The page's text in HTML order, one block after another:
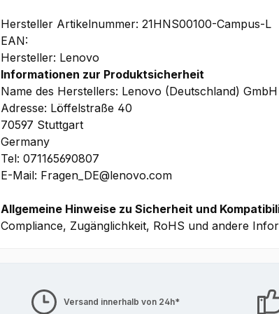
3 Jahre Depot/Bring-In Herstellergarantieinkl.
(beinhaltet u.a. priorisierten Vor Ort Service)
Jahre Keep Your Drive,
Bilder und technische Details ohne Gewähr.
Hersteller Artikelnummer: 21HNS00100-Campus-L
EAN:
Hersteller: Lenovo
Informationen zur Produktsicherheit
Name des Herstellers: Lenovo (Deutschland) GmbH
Adresse: Löffelstraße 40
70597 Stuttgart
Germany
Tel: 071165690807
E-Mail: Fragen_DE@lenovo.com
Allgemeine Hinweise zu Sicherheit und
Compliance, Zugänglichkeit, RoHS und andere
Versand innerhalb von 24h*